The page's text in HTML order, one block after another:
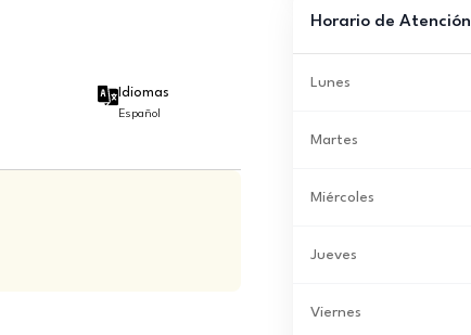
Idiomas
Español
Horario de Atención
Lunes
Martes
Miércoles
Jueves
Viernes